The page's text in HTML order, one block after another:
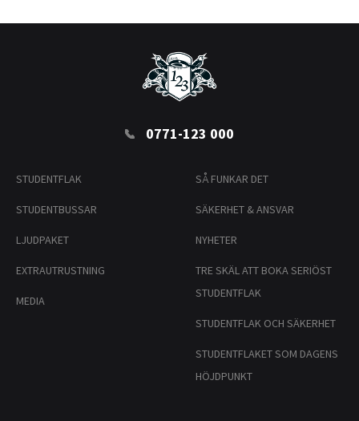
0771-123 000
STUDENTFLAK
STUDENTBUSSAR
LJUDPAKET
EXTRAUTRUSTNING
MEDIA
SÅ FUNKAR DET
SÄKERHET & ANSVAR
NYHETER
TRE SKÄL ATT BOKA SERIÖST
STUDENTFLAK
STUDENTFLAK OCH SÄKERHET
STUDENTFLAKET SOM DAGENS
HÖJDPUNKT